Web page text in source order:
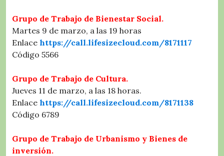
Grupo de Trabajo de Bienestar Social.
Martes 9 de marzo, a las 19 horas
Enlace https://call.lifesizecloud.com/8171117
Código 5566
Grupo de Trabajo de Cultura.
Jueves 11 de marzo, a las 18 horas.
Enlace https://call.lifesizecloud.com/8171138
Código 6789
Grupo de Trabajo de Urbanismo y Bienes de
inversión.